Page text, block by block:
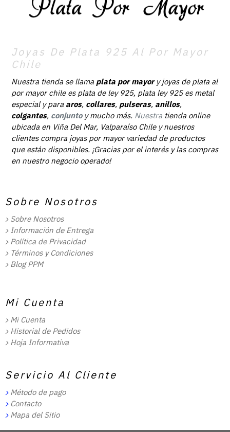
Joyas De Plata 925 Al Por Mayor
Chile
Nuestra tienda se llama plata por mayory joyas de plata al
por mayor chile es plata de ley 925, plata ley 925 es metal
especial y para aros, collares, pulseras, anillos,
colgantes, conjunto y mucho más. Nuestra tienda online
ubicada en Viña Del Mar, Valparaíso Chile y nuestros
clientes compra joyas por mayor variedad de productos
que están disponibles. ¡Gracias por el interés y las compras
en nuestro negocio operado!
Sobre Nosotros
Sobre Nosotros
Información de Entrega
Política de Privacidad
Términos y Condiciones
Blog PPM
Mi Cuenta
Mi Cuenta
Historial de Pedidos
Hoja Informativa
Servicio Al Cliente
Método de pago
Contacto
Mapa del Sitio